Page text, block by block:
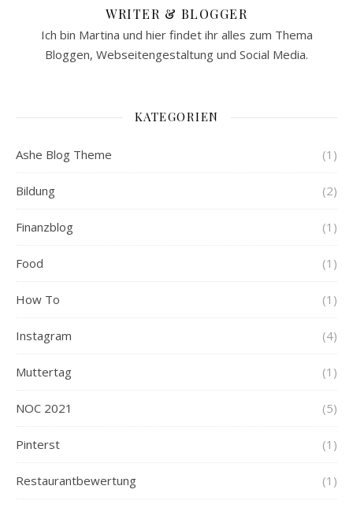
WRITER & BLOGGER
Ich bin Martina und hier findet ihr alles zum Thema
Bloggen, Webseitengestaltung und Social Media.
KATEGORIEN
Ashe Blog Theme (1)
Bildung (2)
Finanzblog (1)
Food (1)
How To (1)
Instagram (4)
Muttertag (1)
NOC 2021 (5)
Pinterst (1)
Restaurantbewertung (1)